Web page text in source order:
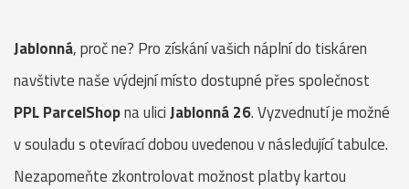
Jablonná, proč ne? Pro získání vašich náplní do tiskáren
navštivte naše výdejní místo dostupné přes společnost
PPL ParcelShopna uliciJablonná 26. Vyzvednutí je možné
v souladu s otevírací dobou uvedenou v následující tabulce.
Nezapomeňte zkontrolovat možnost platby kartou